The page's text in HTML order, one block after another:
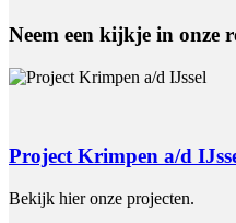
Neem een kijkje in onze
Project Krimpen a/d
Bekijk hier onze projecten.